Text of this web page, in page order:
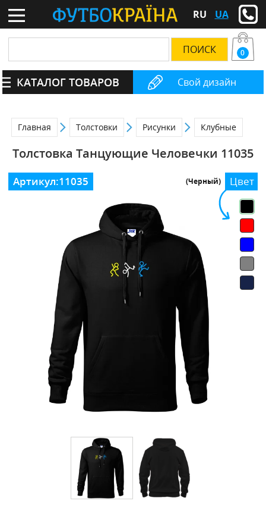
RU UA
Свой дизайн
0
КАТАЛОГ ТОВАРОВ
Главная Толстовки Рисунки Клубные
Толстовка Танцующие Человечки 11035
Цвет
(Черный)
Артикул:11035